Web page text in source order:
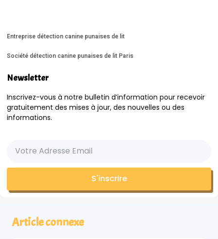
Entreprise détection canine punaises de lit
Société détection canine punaises de lit Paris
Newsletter
Inscrivez-vous à notre bulletin d’information pour recevoir
gratuitement des mises à jour, des nouvelles ou des
informations.
S'inscrire
Article connexe